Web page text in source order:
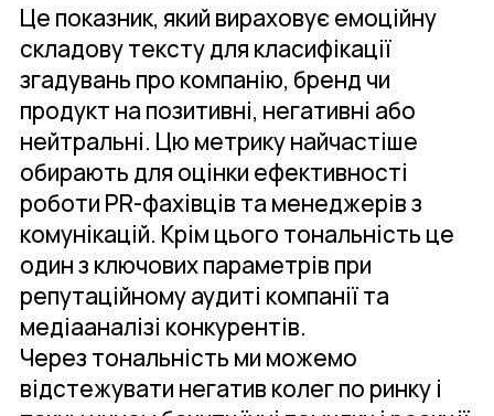
Це показник, який вираховує емоційну
складову тексту для класифікації
згадувань про компанію, бренд чи
продукт на позитивні, негативні або
нейтральні. Цю метрику найчастіше
обирають для оцінки ефективності
роботи PR-фахівців та менеджерів з
комунікацій. Крім цього тональність це
один з ключових параметрів при
репутаційному аудиті компанії та
медіааналізі конкурентів.
Через тональність ми можемо
відстежувати негатив колег по ринку і